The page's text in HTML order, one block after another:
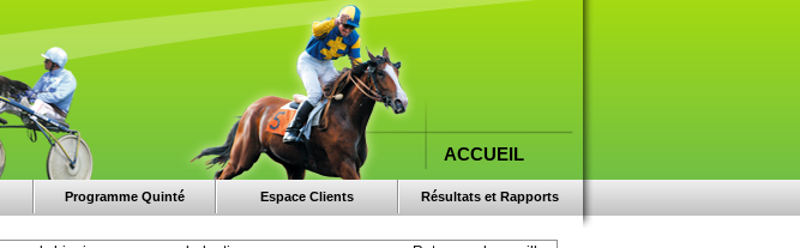
ACCUEIL
Résultats et Rapports
Espace Clients
Programme Quinté